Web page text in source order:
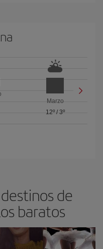
Marzo
12º/ 3º
de
baratos